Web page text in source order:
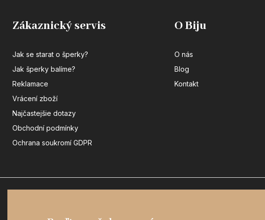
Zákaznický servis
Jak se starat o šperky?
Jak šperky balíme?
Reklamace
Vrácení zboží
Najčastejšie dotazy
Obchodní podmínky
Ochrana soukromí GDPR
O Biju
O nás
Blog
Kontakt